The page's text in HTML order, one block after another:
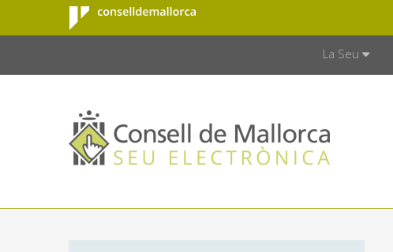
Salta al contingut principal
Consell de
Mallorca
La Seu